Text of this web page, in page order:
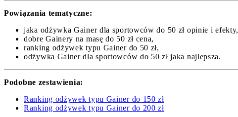
Powiązania tematyczne:
jaka odżywka Gainer dla sportowców do 50 zł opinie i efekty,
dobre Gainery na masę do 50 zł cena,
ranking odżywek typu Gainer do 50 zł,
odżywka Gainer dla sportowców do 50 zł jaka najlepsza.
Podobne zestawienia:
Ranking odżywek typu Gainer do 150 zł
Ranking odżywek typu Gainer do 200 zł